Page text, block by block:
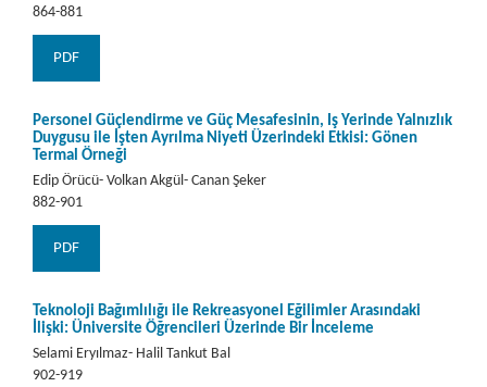
864-881
PDF
Personel Güçlendirme ve Güç Mesafesinin, İş Yerinde Yalnızlık
Duygusu ile İşten Ayrılma Niyeti Üzerindeki Etkisi: Gönen
Termal Örneği
Edip Örücü- Volkan Akgül- Canan Şeker
882-901
PDF
Teknoloji Bağımlılığı ile Rekreasyonel Eğilimler Arasındaki
İlişki: Üniversite Öğrencileri Üzerinde Bir İnceleme
Selami Eryılmaz- Halil Tankut Bal
902-919